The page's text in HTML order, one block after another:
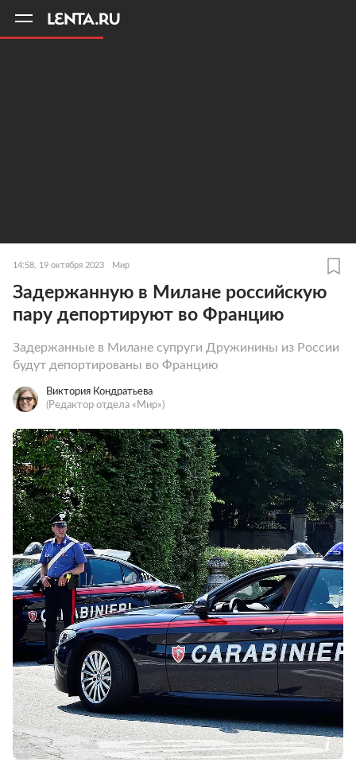
14:58, 19 октября 2023 Мир
Задержанную в Милане российскую
пару депортируют во Францию
Задержанные в Милане супруги Дружинины из России
будут депортированы во Францию
Виктория Кондратьева
(Редактор отдела «Мир»)